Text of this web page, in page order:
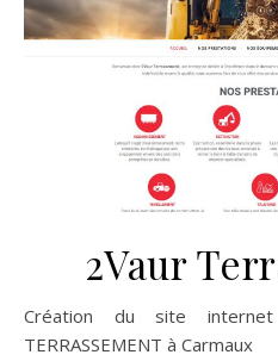
2Vaur
Création du site internet de la société 2VAUR
TERRASSEMENT à Carmaux